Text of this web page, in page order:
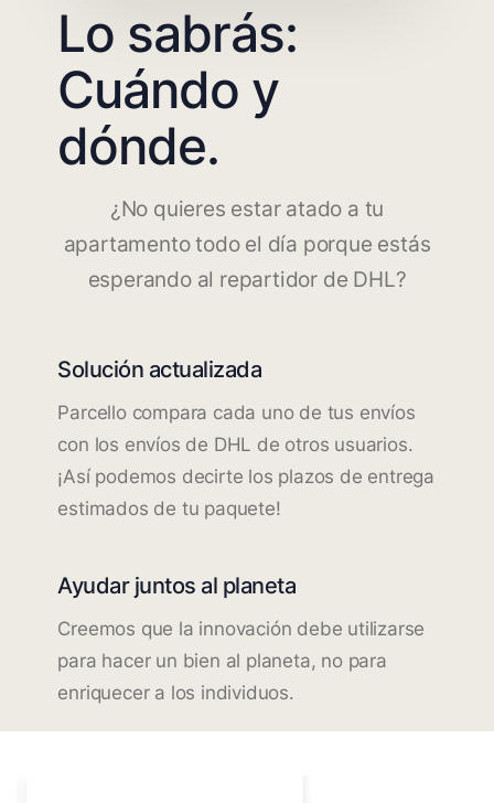
Lo sabrás:
Cuándo y
dónde.
¿No quieres estar atado a tu
apartamento todo el día porque estás
esperando al repartidor de DHL?
Solución actualizada
Parcello compara cada uno de tus envíos
con los envíos de DHL de otros usuarios.
¡Así podemos decirte los plazos de entrega
estimados de tu paquete!
Ayudar juntos al planeta
Creemos que la innovación debe utilizarse
para hacer un bien al planeta, no para
enriquecer a los individuos.